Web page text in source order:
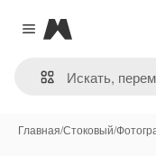
Close menu
Magnific
Главная/Стоковый/